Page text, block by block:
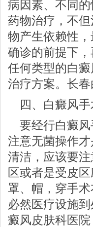
病因素、不同
药物治疗，不
物产生依赖性
确诊的前提下
任何类型的白
治疗方案。长
四、白癜风手
要经行白癜风
注意无菌操作
清洁，应该要
区或者是受皮
罩、帽，穿手
必然医疗设施
癜风皮肤科医院